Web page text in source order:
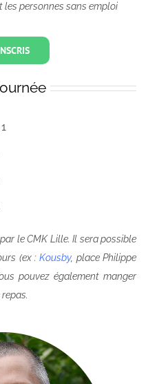
les personnes sans emploi
le CMK Lille. Il sera possible
(ex :Kousby, place Philippe
pouvez également manger